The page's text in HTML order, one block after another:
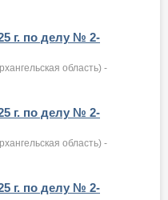
г. по делу № 2-
область) -
г. по делу № 2-
область) -
г. по делу № 2-